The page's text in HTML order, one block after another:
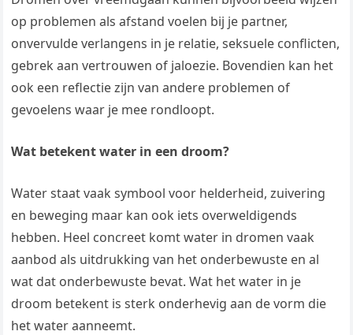
op problemen als afstand voelen bij je partner,
onvervulde verlangens in je relatie, seksuele conflicten,
gebrek aan vertrouwen of jaloezie. Bovendien kan het
ook een reflectie zijn van andere problemen of
gevoelens waar je mee rondloopt.
Wat betekent water in een droom?
Water staat vaak symbool voor helderheid, zuivering
en beweging maar kan ook iets overweldigends
hebben. Heel concreet komt water in dromen vaak
aanbod als uitdrukking van het onderbewuste en al
wat dat onderbewuste bevat. Wat het water in je
droom betekent is sterk onderhevig aan de vorm die
het water aanneemt.